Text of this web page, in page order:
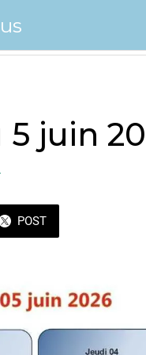
juin
POST